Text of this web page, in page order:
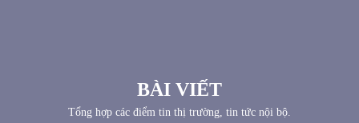
BÀI VIẾT
Tổng hợp các điểm tin thị trường, tin tức nội bộ.